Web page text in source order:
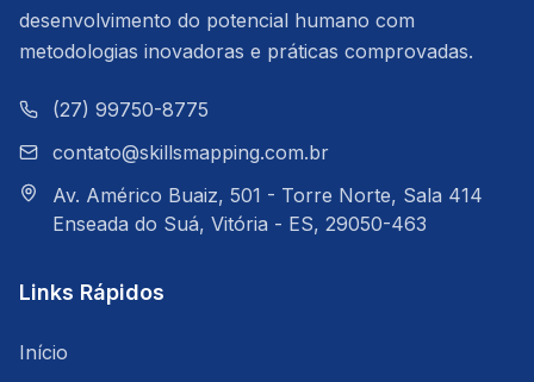
desenvolvimento do potencial humano com
metodologias inovadoras e práticas comprovadas.
(27) 99750-8775
contato@skillsmapping.com.br
Av. Américo Buaiz, 501 - Torre Norte, Sala 414
Enseada do Suá, Vitória - ES, 29050-463
Links Rápidos
Início